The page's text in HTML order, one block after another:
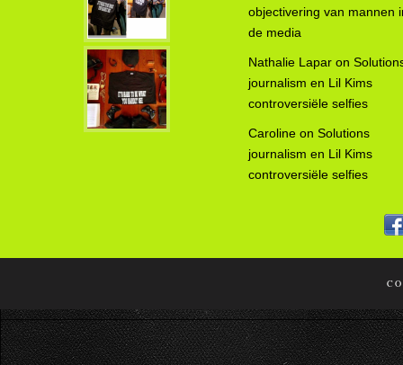
objectivering van mannen
de media
Nathalie Lapar on
journalism en Lil Kims
controversiële selfies
Caroline on Solutions
journalism en Lil Kims
controversiële selfies